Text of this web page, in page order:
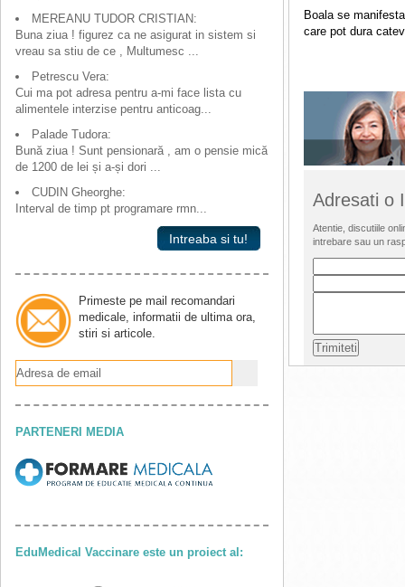
MEREANU TUDOR CRISTIAN:
Buna ziua ! figurez ca ne asigurat in sistem si
vreau sa stiu de ce , Multumesc ...
Petrescu Vera:
Cui ma pot adresa pentru a-mi face lista cu
alimentele interzise pentru anticoag...
Palade Tudora:
Bună ziua ! Sunt pensionară , am o pensie mică
de 1200 de lei și a-și dori ...
CUDIN Gheorghe:
Interval de timp pt programare rmn...
Intreaba si tu!
Primeste pe mail recomandari
medicale, informatii de ultima ora,
stiri si articole.
PARTENERI MEDIA
EduMedical Vaccinare este un proiect al:
Boala se
care pot dura
Adresati o
Atentie, discutiile
intrebare sau un